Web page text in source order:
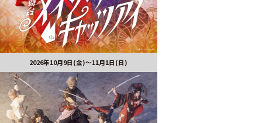
2026年10月9日(金)～11月1日(日)